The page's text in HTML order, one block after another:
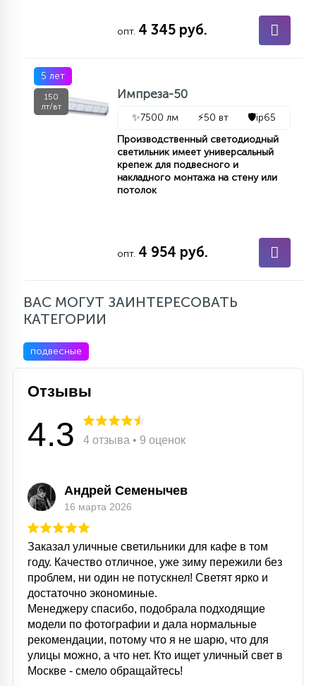
опт. 4 345 руб.
5 лет
150
лт/вт
Импреза-50
✨7500 лм ⚡50 вт 🛡️ip65
Производственный светодиодный
светильник имеет универсальный
крепеж для подвесного и
накладного монтажа на стену или
потолок
опт. 4 954 руб.
ВАС МОГУТ ЗАИНТЕРЕСОВАТЬ
КАТЕГОРИИ
подвесные
Отзывы
4.3 4 отзыва • 9 оценок
Андрей Семенычев
16 марта 2026
Заказал уличные светильники для кафе в том
году. Качество отличное, уже зиму пережили без
проблем, ни один не потускнел! Светят ярко и
достаточно экономиные.
Менеджеру спасибо, подобрала подходящие
модели по фотографии и дала нормальные
рекомендации, потому что я не шарю, что для
улицы можно, а что нет. Кто ищет уличный свет в
Москве - смело обращайтесь!